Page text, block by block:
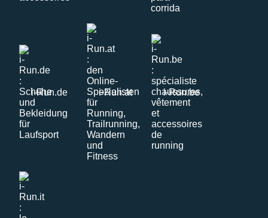
i-Run.de i-Run.at i-Run.be